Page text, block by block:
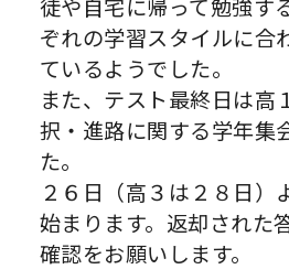
徒や自宅に帰って勉強す
ぞれの学習スタイルに合
ているようでした。
また、テスト最終日は高
択・進路に関する学年集
た。
２６日（高３は２８日）
始まります。返却された
確認をお願いします。